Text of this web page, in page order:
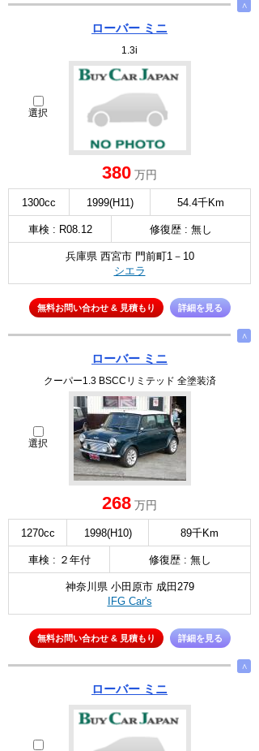
∧
ローバー ミニ
1.3i
選択
380 万円
1300cc 1999(H11) 54.4千Km
車検 : R08.12 修復歴 : 無し
兵庫県 西宮市 門前町1－10
シエラ
無料お問い合わせ & 見積もり 詳細を見る
∧
ローバー ミニ
クーパー1.3 BSCCリミテッド 全塗装済
選択
268 万円
1270cc 1998(H10) 89千Km
車検 : ２年付 修復歴 : 無し
神奈川県 小田原市 成田279
IFG Car's
無料お問い合わせ & 見積もり 詳細を見る
∧
ローバー ミニ